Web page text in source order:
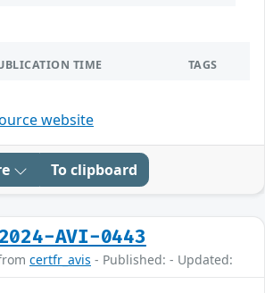
TIME TAGS
website
To clipboard
2024-AVI-0443
certfr_avis - Published: - Updated: